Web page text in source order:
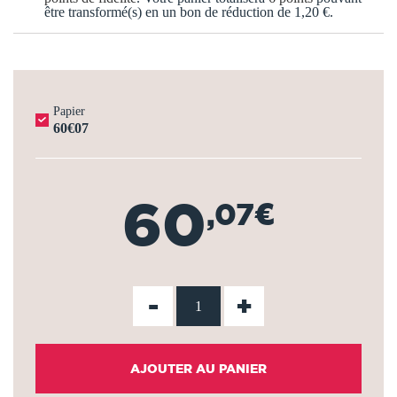
être transformé(s) en un bon de réduction de 1,20 €.
Papier
60€07
60,07€
- +
AJOUTER AU PANIER